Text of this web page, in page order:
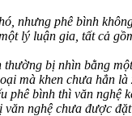
nhưng phê bình
lý luận gia, tất cả
thường bị nhìn bằng
mà khen chưa hẳn
phê bình thì văn nghệ
nghệ chưa được